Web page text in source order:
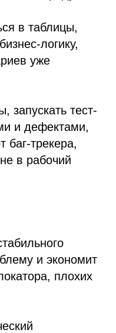
в таблицы,
логику,
уже
запускать тест-
и дефектами,
баг-трекера,
в рабочий
и экономит
плохих